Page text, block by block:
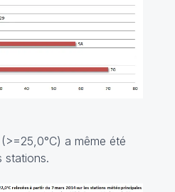
a même été
stations.